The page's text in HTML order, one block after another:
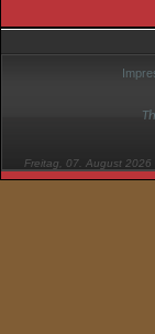
Freitag, 07. August 2026